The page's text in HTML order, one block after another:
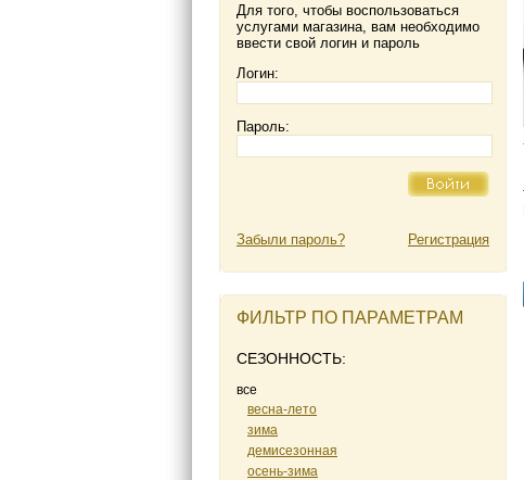
Для того, чтобы воспользоваться
услугами магазина, вам необходимо
ввести свой логин и пароль
Логин:
Пароль:
Забыли пароль? Регистрация
ФИЛЬТР ПО ПАРАМЕТРАМ
СЕЗОННОСТЬ:
все
весна-лето
зима
демисезонная
осень-зима